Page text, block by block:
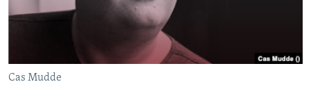
A MÚLT TANULSÁGAI
Cas Mudde